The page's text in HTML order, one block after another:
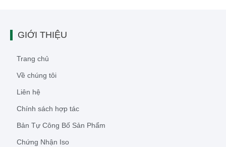
GIỚI THIỆU
Trang chủ
Về chúng tôi
Liên hệ
Chính sách hợp tác
Bản Tự Công Bố Sản Phẩm
Chứng Nhận Iso